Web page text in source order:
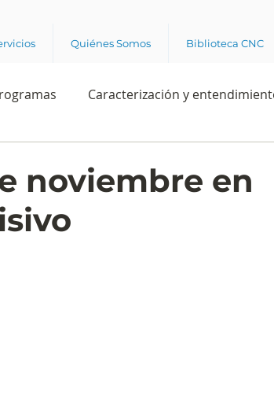
Quiénes Somos Biblioteca CNC
Caracterización y
Intención de voto
noviembre en